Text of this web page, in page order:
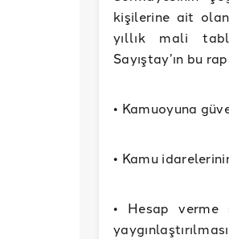
kişilerine ait
yıllık mali
Sayıştay’ın bu
• Kamuoyuna
• Kamu
• Hesap verme